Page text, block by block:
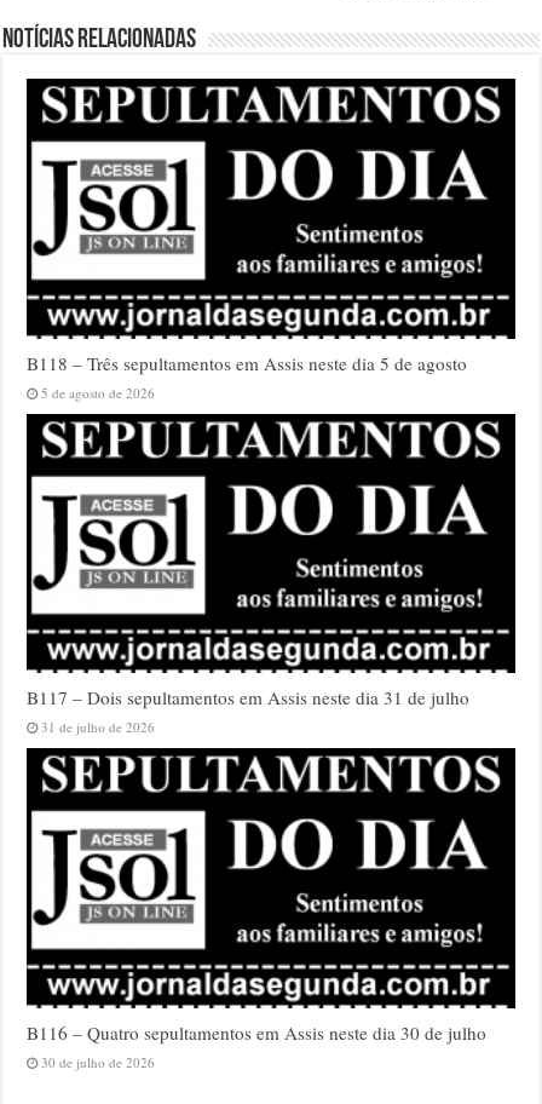
Notícias relacionadas
B118 – Três sepultamentos em Assis neste dia 5 de agosto
5 de agosto de 2026
B117 – Dois sepultamentos em Assis neste dia 31 de julho
31 de julho de 2026
B116 – Quatro sepultamentos em Assis neste dia 30 de julho
30 de julho de 2026